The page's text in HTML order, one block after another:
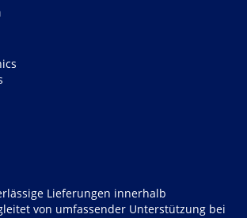
Lieferungen innerhalb
von umfassender Unterstützung bei